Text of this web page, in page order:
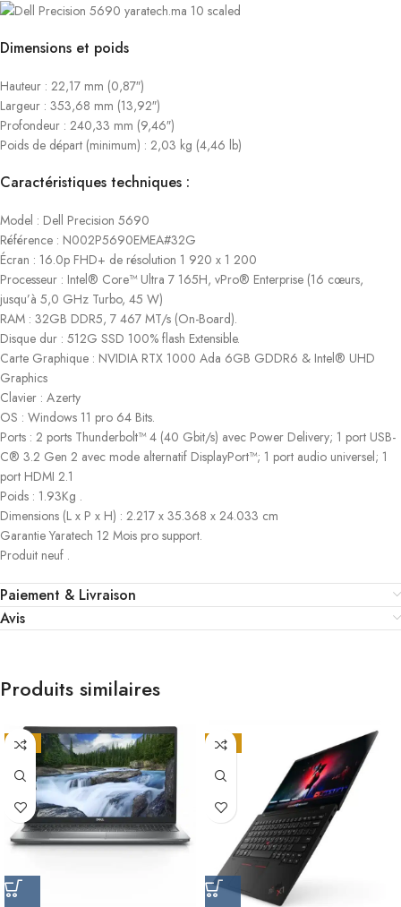
Dimensions et poids
Hauteur : 22,17 mm (0,87″)
Largeur : 353,68 mm (13,92″)
Profondeur : 240,33 mm (9,46″)
Poids de départ (minimum) : 2,03 kg (4,46 lb)
Caractéristiques techniques :
Model : Dell Precision 5690
Référence : N002P5690EMEA#32G
Écran : 16.0p FHD+ de résolution 1 920 x 1 200
Processeur : Intel® Core™ Ultra 7 165H, vPro® Enterprise (16 cœurs,
jusqu’à 5,0 GHz Turbo, 45 W)
RAM : 32GB DDR5, 7 467 MT/s (On-Board).
Disque dur : 512G SSD 100% flash Extensible.
Carte Graphique : NVIDIA RTX 1000 Ada 6GB GDDR6 & Intel® UHD
Graphics
Clavier : Azerty
OS : Windows 11 pro 64 Bits.
Ports : 2 ports Thunderbolt™ 4 (40 Gbit/s) avec Power Delivery; 1 port USB-
C® 3.2 Gen 2 avec mode alternatif DisplayPort™; 1 port audio universel; 1
port HDMI 2.1
Poids : 1.93Kg .
Dimensions (L x P x H) : 2.217 x 35.368 x 24.033 cm
Garantie Yaratech 12 Mois pro support.
Produit neuf .
Paiement & Livraison
Avis
Produits similaires
-9% -9%